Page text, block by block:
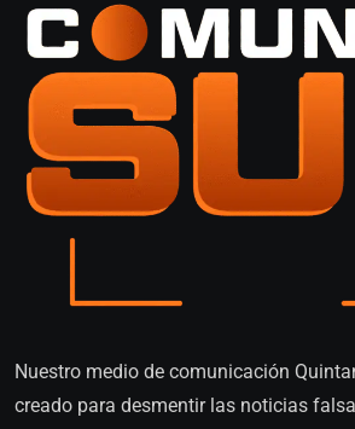
Nuestro medio de comunicación
creado para desmentir las noticias